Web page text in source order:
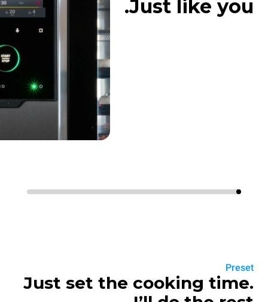
Just like you.
Preset
Just set the cooking time.